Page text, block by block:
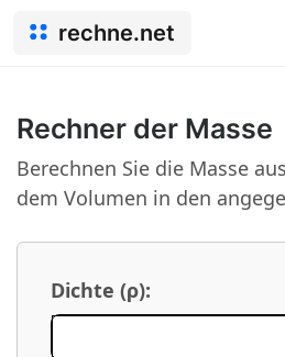
rechne.net
Rechner der Masse
Berechnen Sie die Masse
dem Volumen in den
Dichte (ρ):